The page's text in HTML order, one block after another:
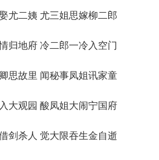
尤二姨 尤三姐思嫁柳二郎
归地府 冷二郎一冷入空门
思故里 闻秘事凤姐讯家童
大观园 酸凤姐大闹宁国府
剑杀人 觉大限吞生金自逝